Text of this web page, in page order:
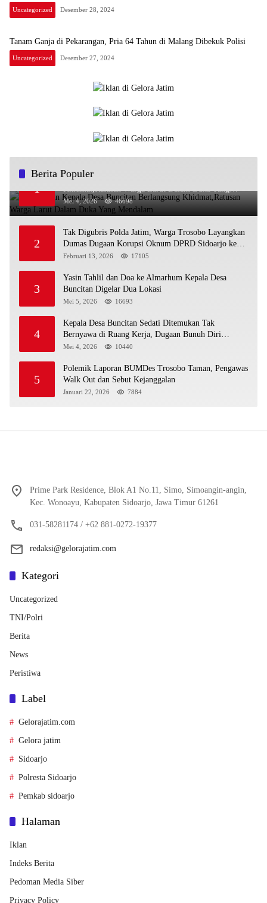
Uncategorized Desember 28, 2024
Tanam Ganja di Pekarangan, Pria 64 Tahun di Malang Dibekuk Polisi
Uncategorized Desember 27, 2024
Berita Populer
1
Pemakaman Kepala Desa Buncitan Berlangsung
Mendalam
Mei 4, 2026 46698
2
Tak Digubris Polda Jatim, Warga Trosobo Layangkan
Dumas Dugaan Korupsi Oknum DPRD Sidoarjo ke
Kapolri
Februari 13, 2026 17105
3
Yasin Tahlil dan Doa ke Almarhum Kepala Desa
Buncitan Digelar Dua Lokasi
Mei 5, 2026 16693
4
Kepala Desa Buncitan Sedati Ditemukan Tak
Bernyawa di Ruang Kerja, Dugaan Bunuh Diri
Menguat
Mei 4, 2026 10440
5
Polemik Laporan BUMDes Trosobo Taman, Pengawas
Walk Out dan Sebut Kejanggalan
Januari 22, 2026 7884
Prime Park Residence, Blok A1 No.11, Simo, Simoangin-angin,
Kec. Wonoayu, Kabupaten Sidoarjo, Jawa Timur 61261
031-58281174 / +62 881-0272-19377
redaksi@gelorajatim.com
Kategori
Uncategorized
TNI/Polri
Berita
News
Peristiwa
Label
Gelorajatim.com
Gelora jatim
Sidoarjo
Polresta Sidoarjo
Pemkab sidoarjo
Halaman
Iklan
Indeks Berita
Pedoman Media Siber
Privacy Policy